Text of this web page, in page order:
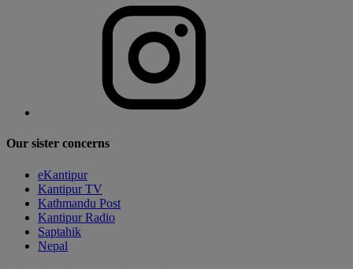
Our sister concerns
eKantipur
Kantipur TV
Kathmandu Post
Kantipur Radio
Saptahik
Nepal